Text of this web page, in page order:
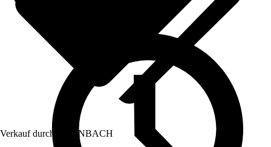
Verkauf durch: HORNBACH